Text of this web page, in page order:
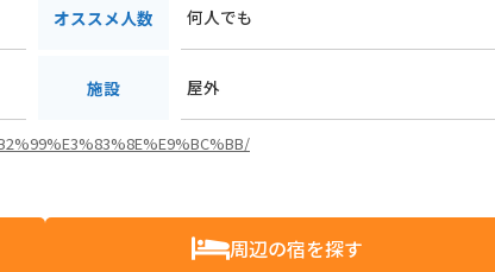
オススメ人数 何人でも
施設 屋外
周辺の宿を探す